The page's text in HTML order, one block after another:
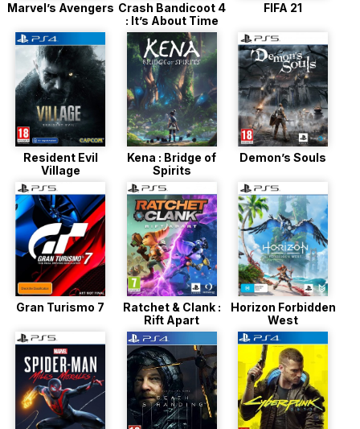
Marvel’s Avengers Crash Bandicoot 4
: It’s About Time
FIFA 21
Resident Evil
Village
Kena : Bridge of
Spirits
Demon’s Souls
Gran Turismo 7
Ratchet & Clank :
Rift Apart
Horizon Forbidden
West